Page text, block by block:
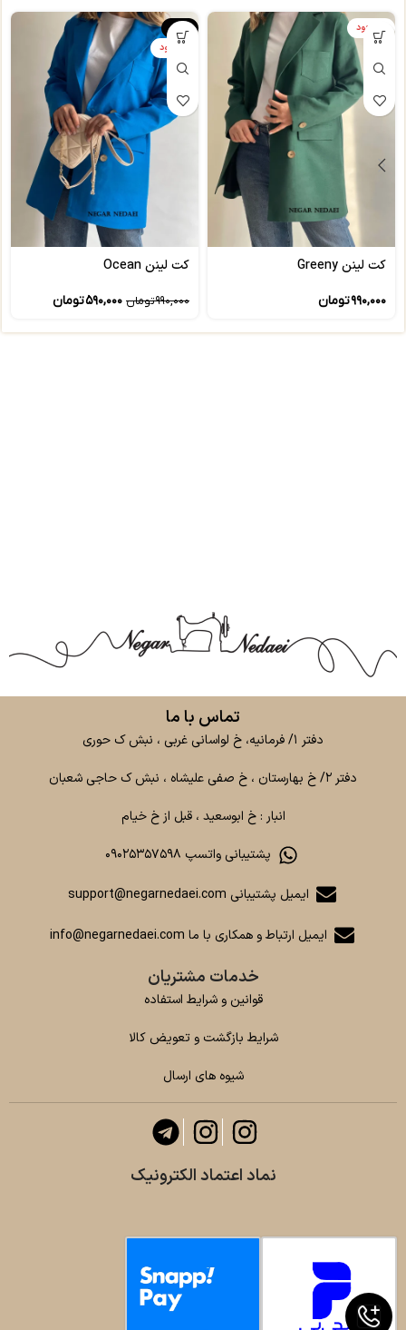
ناموجود
کت لینن Greeny‎‎
۹۹۰,۰۰۰تومان
-40%
ناموجود
کت لینن Ocean‎‎
۹۹۰,۰۰۰تومان ۵۹۰,۰۰۰تومان
تماس با ما
دفتر ۱/ فرمانیه، خ لواسانی غربی ، نبش ک حوری
دفتر ۲/ خ بهارستان ، خ صفی علیشاه ، نبش ک حاجی شعبان
انبار : خ ابوسعید ، قبل از خ خیام
پشتیبانی واتسپ ۰۹۰۲۵۳۵۷۵۹۸
ایمیل پشتیبانی support@negarnedaei.com
ایمیل ارتباط و همکاری با ما info@negarnedaei.com
خدمات مشتریان
قوانین و شرایط استفاده
شرایط بازگشت و تعویض کالا
شیوه های ارسال
نماد اعتماد الکترونیک